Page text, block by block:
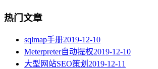
热门文章
sqlmap手册2019-12-10
Meterpreter自动提权2019-12-10
大型网站SEO策划 2019-12-11